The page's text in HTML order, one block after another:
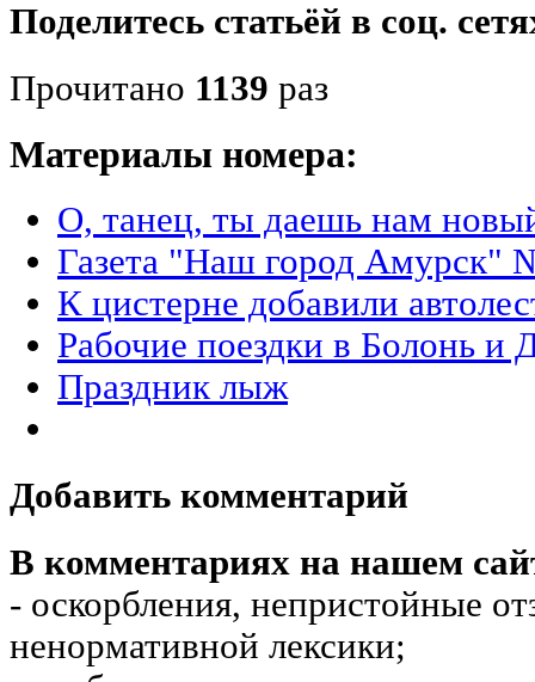
Поделитесь статьёй в соц.
Прочитано 1139 раз
Материалы номера:
О, танец, ты даешь нам
Газета "Наш город Амурск"
К цистерне добавили
Рабочие поездки в Болонь и
Праздник лыж
Добавить комментарий
В комментариях на нашем
- оскорбления, непристойные
ненормативной лексики;